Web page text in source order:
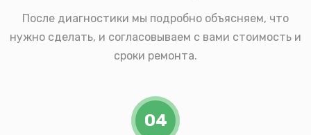
После диагностики мы подробно объясняем, что
нужно сделать, и согласовываем с вами стоимость и
сроки ремонта.
04